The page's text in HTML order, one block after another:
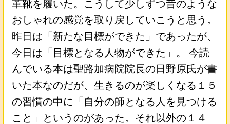
革靴を履いた。こうして少しずつ昔のような
おしゃれの感覚を取り戻していこうと思う。
昨日は「新たな目標ができた」であったが、
今日は「目標となる人物ができた」。 今読
んでいる本は聖路加病院院長の日野原氏が書
いた本なのだが、生きるのが楽しくなる１５
の習慣の中に「自分の師となる人を見つける
こと」というのがあった。それ以外の１４